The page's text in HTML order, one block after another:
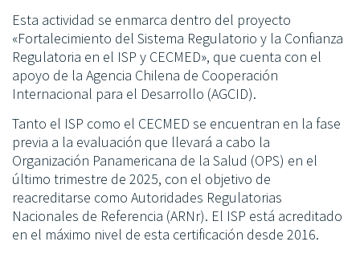
Esta actividad se enmarca dentro del proyecto
«Fortalecimiento del Sistema Regulatorio y la Confianza
Regulatoria en el ISP y CECMED», que cuenta con el
apoyo de la Agencia Chilena de Cooperación
Internacional para el Desarrollo (AGCID).
Tanto el ISP como el CECMED se encuentran en la fase
previa a la evaluación que llevará a cabo la
Organización Panamericana de la Salud (OPS) en el
último trimestre de 2025, con el objetivo de
reacreditarse como Autoridades Regulatorias
Nacionales de Referencia (ARNr). El ISP está acreditado
en el máximo nivel de esta certificación desde 2016.